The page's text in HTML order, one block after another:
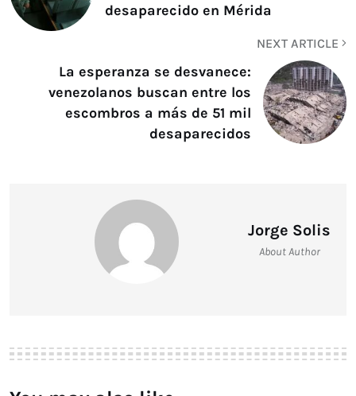
desaparecido en Mérida
NEXT ARTICLE
La esperanza se desvanece:
venezolanos buscan entre los
escombros a más de 51 mil
desaparecidos
Jorge Solis
About Author